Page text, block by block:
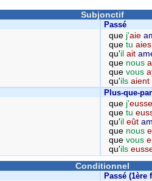
Subjonctif
Passé
que j'aie
quetuaies
qu'ilait
que nous
quevous
qu'ilsaient
Plus-que-
que j'eusse
quetu
qu'ileût
que nous
quevous
qu'ils
Conditionnel
Passé (1ère